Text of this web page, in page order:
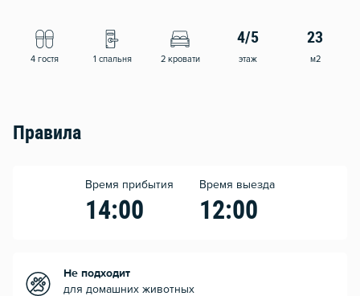
4 гостя 1 спальня 2 кровати
4/5
этаж
23
м2
Правила
Время прибытия
14:00
Время выезда
12:00
Не подходит
для домашних животных